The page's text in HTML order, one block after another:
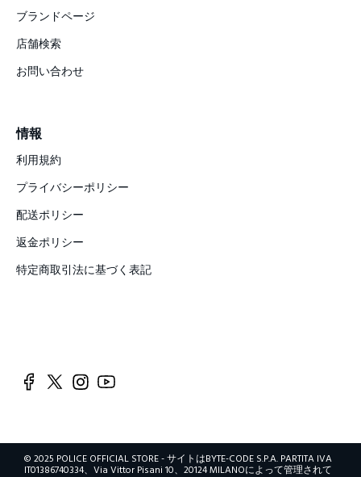
ブランドページ
店舗検索
お問い合わせ
情報
利用規約
プライバシーポリシー
配送ポリシー
返金ポリシー
特定商取引法に基づく表記
© 2025 POLICE OFFICIAL STORE - サイトはBYTE-CODE S.P.A. PARTITA IVA
IT01386740334、Via Vittor Pisani 10、20124 MILANOによって管理されて